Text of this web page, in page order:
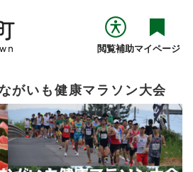
閲覧補助マイページ
がいも健康マラソン大会